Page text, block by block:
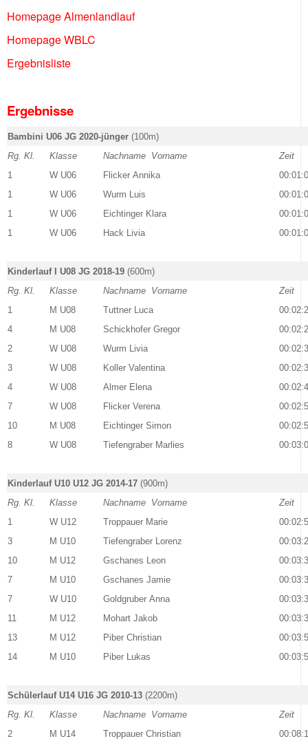
Homepage Almenlandlauf
Homepage WBLC
Ergebnisliste
Ergebnisse
Bambini U06 JG 2020-jünger (100m)
Rg. Kl.
Klasse Nachname Vorname
Zeit
1
W U06 Flicker Annika
1
W U06 Wurm Luis
1
W U06 Eichtinger Klara
1
W U06 Hack Livia
Kinderlauf I U08 JG 2018-19 (600m)
Rg. Kl.
Klasse Nachname Vorname
Zeit
1
M U08 Tuttner Luca
4
M U08 Schickhofer Gregor
2
W U08 Wurm Livia
3
W U08 Koller Valentina
4
W U08 Almer Elena
7
W U08 Flicker Verena
10
M U08 Eichtinger Simon
8
W U08 Tiefengraber Marlies
Kinderlauf U10 U12 JG 2014-17 (900m)
Rg. Kl.
Klasse Nachname Vorname
Zeit
1
W U12 Troppauer Marie
3
M U10 Tiefengraber Lorenz
10
M U12 Gschanes Leon
7
M U10 Gschanes Jamie
7
W U10 Goldgruber Anna
11
M U12 Mohart Jakob
13
M U12 Piber Christian
14
M U10 Piber Lukas
Schülerlauf U14 U16 JG 2010-13 (2200m)
Rg. Kl.
Klasse Nachname Vorname
Zeit
2
M U14 Troppauer Christian